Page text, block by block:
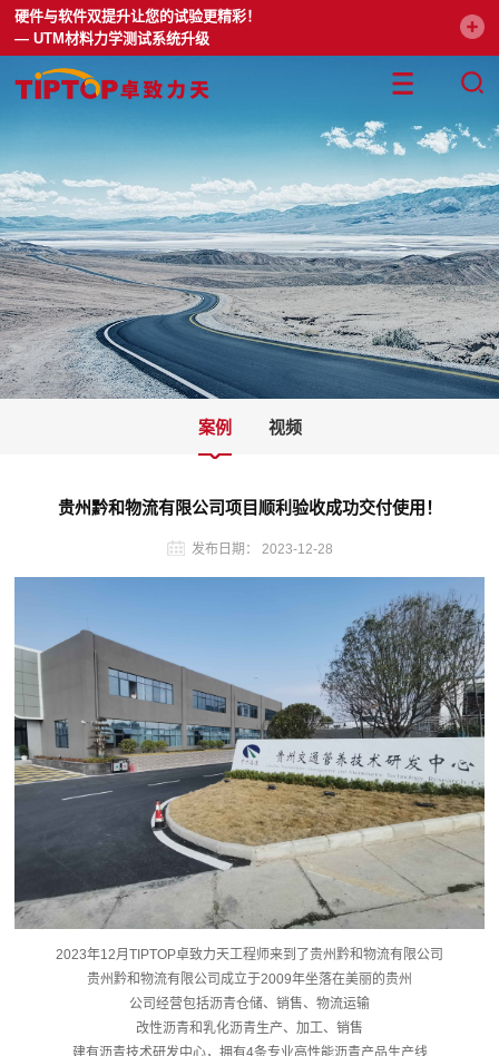
硬件与软件双提升让您的试验更精彩！
— UTM材料力学测试系统升级
案例 视频
贵州黔和物流有限公司项目顺利验收成功交付使用！
发布日期： 2023-12-28
2023年12月TIPTOP卓致力天工程师来到了贵州黔和物流有限公司
贵州黔和物流有限公司成立于2009年坐落在美丽的贵州
公司经营包括沥青仓储、销售、物流运输
改性沥青和乳化沥青生产、加工、销售